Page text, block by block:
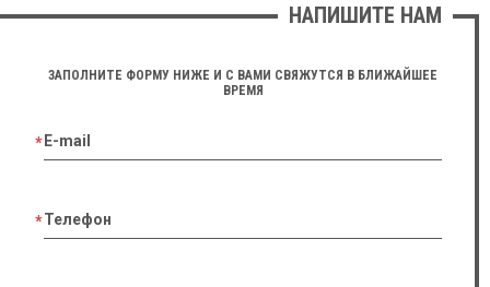
НАПИШИТЕ НАМ
ЗАПОЛНИТЕ ФОРМУ НИЖЕ И С ВАМИ СВЯЖУТСЯ В БЛИЖАЙШЕЕ
ВРЕМЯ
E-mail
Телефон